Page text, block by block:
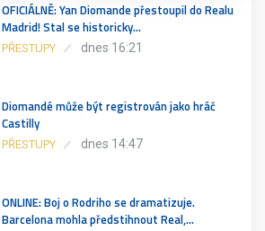
OFICIÁLNĚ: Yan Diomande přestoupil do Realu
Madrid! Stal se historicky…
PŘESTUPY dnes 16:21
Diomandé může být registrován jako hráč
Castilly
PŘESTUPY dnes 14:47
ONLINE: Boj o Rodriho se dramatizuje.
Barcelona mohla předstihnout Real,…